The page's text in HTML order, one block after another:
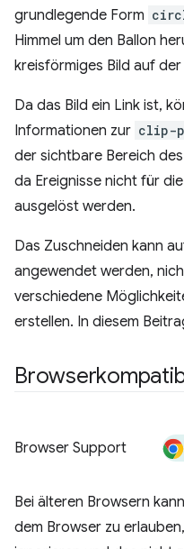
grundlegende Form
Himmel um den Ballon
kreisförmiges Bild auf
Da das Bild ein Link ist,
Informationen zur clip-
der sichtbare Bereich
da Ereignisse nicht für
ausgelöst werden.
Das Zuschneiden kann
angewendet werden,
verschiedene
erstellen. In diesem
Browser Support
Bei älteren Browsern
dem Browser zu